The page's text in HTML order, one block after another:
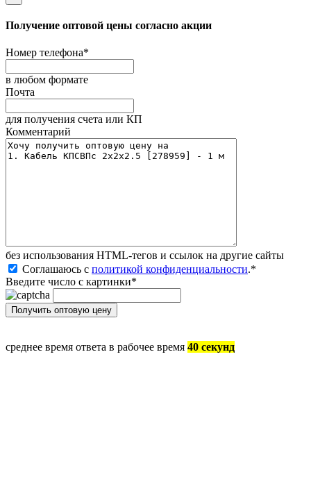
Получение оптовой цены согласно акции
Номер телефона*
в любом формате
Почта
для получения счета или КП
Комментарий
без иcпользования HTML-тегов и ссылок на другие сайты
Соглашаюсь с политикой конфиденциальности.*
Введите число с картинки*
среднее время ответа в рабочее время 40 секунд